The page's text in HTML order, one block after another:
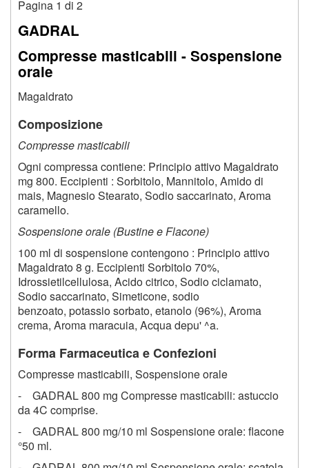
Pagina 1 di 2
GADRAL
Compresse masticabili - Sospensione
orale
Magaldrato
Composizione
Compresse masticabili
Ogni compressa contiene: Principio attivo Magaldrato
mg 800. Eccipienti : Sorbitolo, Mannitolo, Amido di
mais, Magnesio Stearato, Sodio saccarinato, Aroma
caramello.
Sospensione orale (Bustine e Flacone)
100 ml di sospensione contengono : Principio attivo
Magaldrato 8 g. Eccipienti Sorbitolo 70%,
Idrossietilcellulosa, Acido citrico, Sodio ciclamato,
Sodio saccarinato, Simeticone, sodio
benzoato, potassio sorbato, etanolo (96%), Aroma
crema, Aroma maracuia, Acqua depu' ^a.
Forma Farmaceutica e Confezioni
Compresse masticabili, Sospensione orale
- GADRAL 800 mg Compresse masticabili: astuccio
da 4C comprise.
- GADRAL 800 mg/10 ml Sospensione orale: flacone
°50 ml.